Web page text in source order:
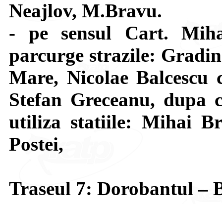
Neajlov, M.Bravu.
- pe sensul Cart.
parcurge strazile:
Mare, Nicolae
Stefan Greceanu, dupa
utiliza statiile: Mihai
Postei,
Traseul 7: Dorobantul –